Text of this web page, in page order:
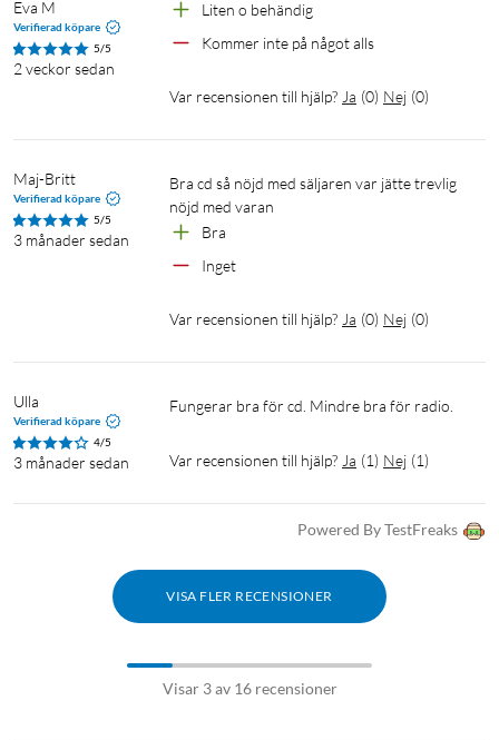
Ljudfilsformat: MP3
FM-radio: 87.5-108 MHz, teleskopantenn
Bluetooth-version: 5.0 (10 m räckvidd, endast mottagning
USB-port: USB-A
I förpackningen
1x CD-spelare
Eva M
Verifierad köpare
5/5
2 veckor sedan
Liten o behändig
Kommer inte på något alls
Var recensionen till hjälp? Ja (0) Nej (0)
Maj-Britt
Verifierad köpare
5/5
3 månader sedan
Bra cd så nöjd med säljaren var jätte trevlig
nöjd med varan
Bra
Inget
Var recensionen till hjälp? Ja (0) Nej (0)
Ulla
Verifierad köpare
4/5
3 månader sedan
Fungerar bra för cd. Mindre bra för radio.
Var recensionen till hjälp? Ja (1) Nej (1)
Powered By TestFreaks
VISA FLER RECENSIONER
Visar 3 av 16 recensioner